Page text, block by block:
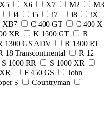
X5 X6 X7 M2
M3
i4 i5 i7 i8
iX
XB7 C 400 GT
C 400 X
XR K 1600 GT
R
1300 GS ADV
R 1300 RT
18 Transcontinental
R 12
S 1000 RR
S 1000 XR
F 450 GS
John
S
Countryman